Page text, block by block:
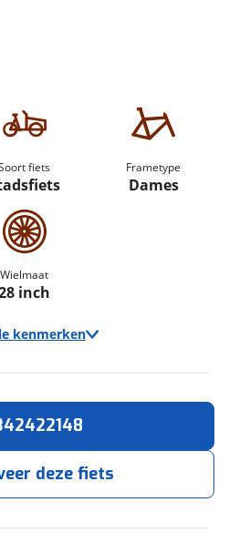
fiets Frametype
Dames
Wielmaat
inch
kenmerken
Riese & Müller
Nevo 3 Vario
deze fiets
neemt snel contact